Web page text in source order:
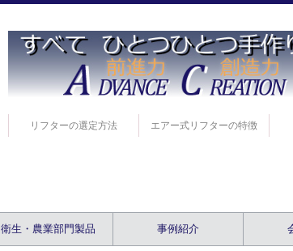
リフターの選定方法 エアー式リフターの特徴
衛生・農業部門製品 事例紹介